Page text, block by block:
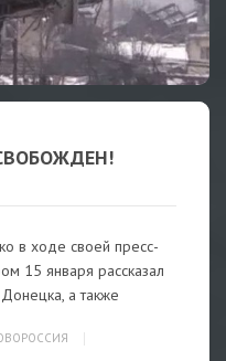
в ходе своей пресс-
15 января рассказал
а также